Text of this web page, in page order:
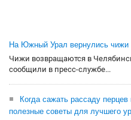
На Южный Урал вернулись чижи
Чижи возвращаются в
сообщили в пресс-службе...
Когда сажать рассаду
полезные советы для лучшего